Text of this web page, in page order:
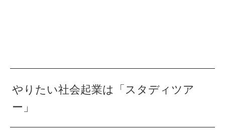
やりたい社会起業は「スタディツア
ー」